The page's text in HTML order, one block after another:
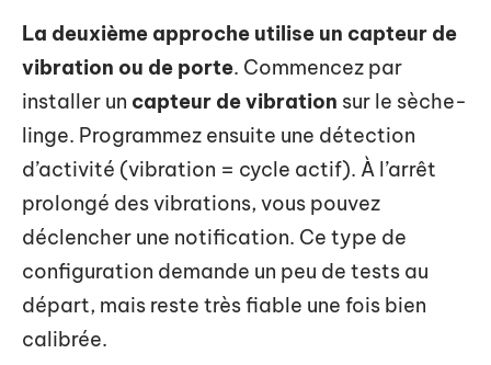
La deuxième approche utilise un capteur de
vibration ou de porte. Commencez par
installer un capteur de vibration sur le sèche-
linge. Programmez ensuite une détection
d’activité (vibration = cycle actif). À l’arrêt
prolongé des vibrations, vous pouvez
déclencher une notification. Ce type de
configuration demande un peu de tests au
départ, mais reste très fiable une fois bien
calibrée.